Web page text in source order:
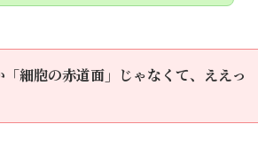
細胞の赤道面」じゃなくて、ええっ